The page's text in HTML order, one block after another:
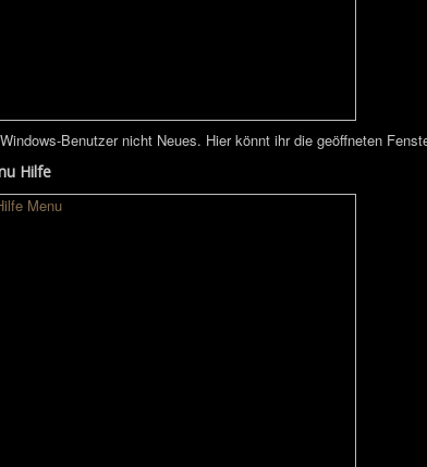
Benutzer nicht Neues. Hier könnt ihr die geöffneten
Hilfe